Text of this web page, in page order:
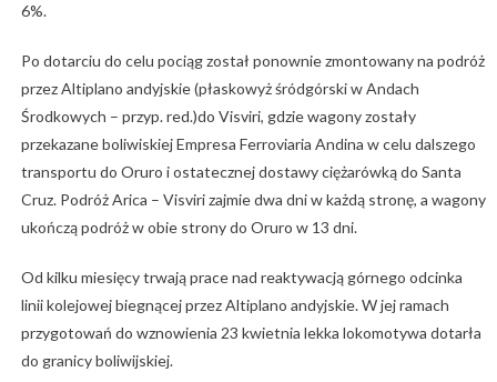
6%.
Po dotarciu do celu pociąg został ponownie zmontowany na podróż
przez Altiplano andyjskie (płaskowyż śródgórski w Andach
Środkowych – przyp. red.)do Visviri, gdzie wagony zostały
przekazane boliwiskiej Empresa Ferroviaria Andina w celu dalszego
transportu do Oruro i ostatecznej dostawy ciężarówką do Santa
Cruz. Podróż Arica – Visviri zajmie dwa dni w każdą stronę, a wagony
ukończą podróż w obie strony do Oruro w 13 dni.
Od kilku miesięcy trwają prace nad reaktywacją górnego odcinka
linii kolejowej biegnącej przez Altiplano andyjskie. W jej ramach
przygotowań do wznowienia 23 kwietnia lekka lokomotywa dotarła
do granicy boliwijskiej.